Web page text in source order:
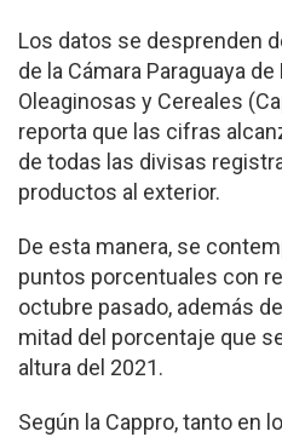
Los datos se desprenden
de la Cámara Paraguaya
Oleaginosas y Cereales
reporta que las cifras
de todas las divisas
productos al exterior.
De esta manera, se
puntos porcentuales con
octubre pasado, además
mitad del porcentaje que
altura del 2021.
Según la Cappro, tanto en